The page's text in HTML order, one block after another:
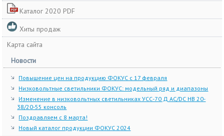
Каталог 2020 PDF
Хиты продаж
Карта сайта
Новости
Повышение цен на продукцию ФОКУС с 17 февраля
Низковольтные светильники ФОКУС: модельный ряд и диапазоны
Изменение в низковольтных светильниках УСС-70 Д AC/DC НВ 20-
38/20-55 консоль
Поздравляем с 8 марта!
Новый каталог продукции ФОКУС 2024